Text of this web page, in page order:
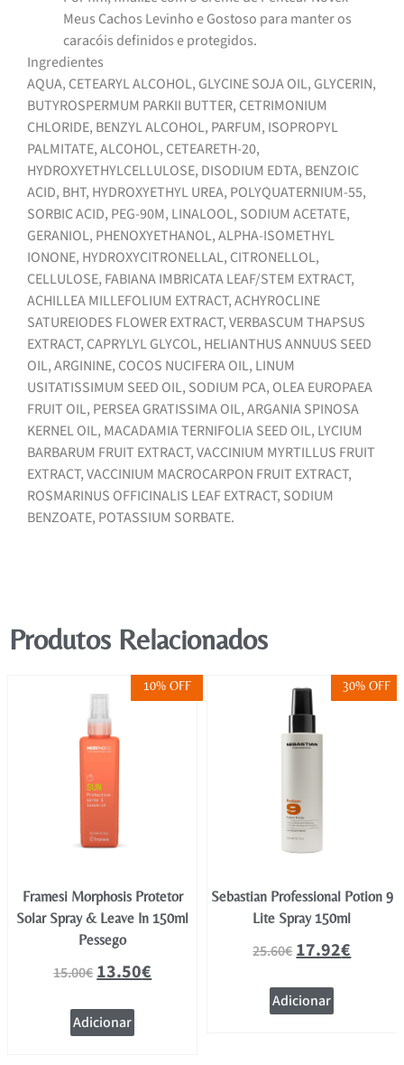
Meus Cachos Levinho e Gostoso para manter os
caracóis definidos e protegidos.
Ingredientes
AQUA, CETEARYL ALCOHOL, GLYCINE SOJA OIL, GLYCERIN,
BUTYROSPERMUM PARKII BUTTER, CETRIMONIUM
CHLORIDE, BENZYL ALCOHOL, PARFUM, ISOPROPYL
PALMITATE, ALCOHOL, CETEARETH-20,
HYDROXYETHYLCELLULOSE, DISODIUM EDTA, BENZOIC
ACID, BHT, HYDROXYETHYL UREA, POLYQUATERNIUM-55,
SORBIC ACID, PEG-90M, LINALOOL, SODIUM ACETATE,
GERANIOL, PHENOXYETHANOL, ALPHA-ISOMETHYL
IONONE, HYDROXYCITRONELLAL, CITRONELLOL,
CELLULOSE, FABIANA IMBRICATA LEAF/STEM EXTRACT,
ACHILLEA MILLEFOLIUM EXTRACT, ACHYROCLINE
SATUREIODES FLOWER EXTRACT, VERBASCUM THAPSUS
EXTRACT, CAPRYLYL GLYCOL, HELIANTHUS ANNUUS SEED
OIL, ARGININE, COCOS NUCIFERA OIL, LINUM
USITATISSIMUM SEED OIL, SODIUM PCA, OLEA EUROPAEA
FRUIT OIL, PERSEA GRATISSIMA OIL, ARGANIA SPINOSA
KERNEL OIL, MACADAMIA TERNIFOLIA SEED OIL, LYCIUM
BARBARUM FRUIT EXTRACT, VACCINIUM MYRTILLUS FRUIT
EXTRACT, VACCINIUM MACROCARPON FRUIT EXTRACT,
ROSMARINUS OFFICINALIS LEAF EXTRACT, SODIUM
BENZOATE, POTASSIUM SORBATE.
Produtos Relacionados
10% OFF
Framesi Morphosis Protetor
Solar Spray & Leave In 150ml
Pessego
15.00€13.50€
Adicionar
30% OFF
Sebastian Professional Potion 9
Lite Spray 150ml
25.60€17.92€
Adicionar